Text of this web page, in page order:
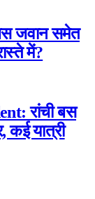
जवान समेत
में?
रांची बस
यात्री